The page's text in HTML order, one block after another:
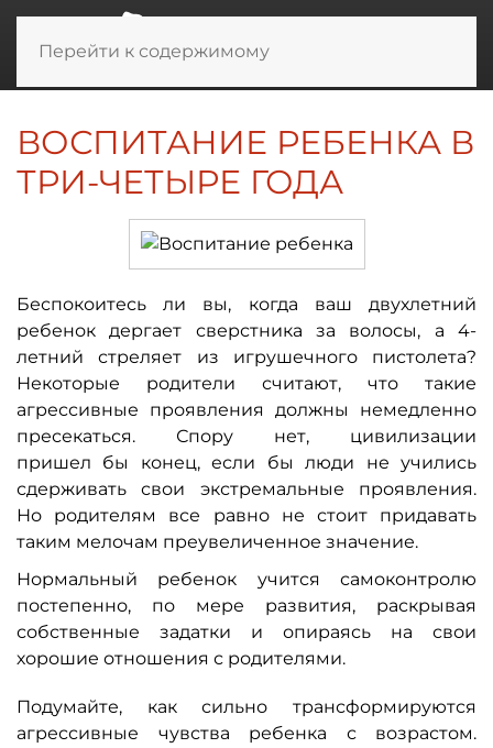
Перейти к содержимому
ВОСПИТАНИЕ РЕБЕНКА В
ТРИ-ЧЕТЫРЕ ГОДА
Беспокоитесь ли вы, когда ваш двухлетний
ребенок дергает сверстника за волосы, а 4-
летний стреляет из игрушечного пистолета?
Некоторые родители считают, что такие
агрессивные проявления должны немедленно
пресекаться. Спору нет, цивилизации
пришел бы конец, если бы люди не учились
сдерживать свои экстремальные проявления.
Но родителям все равно не стоит придавать
таким мелочам преувеличенное значение.
Нормальный ребенок учится самоконтролю
постепенно, по мере развития, раскрывая
собственные задатки и опираясь на свои
хорошие отношения с родителями.
Подумайте, как сильно трансформируются
агрессивные чувства ребенка с возрастом.